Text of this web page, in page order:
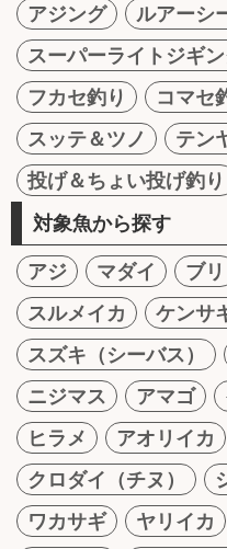
アジング
ルアーシ
スーパーライトジギ
フカセ釣り
コマセ
スッテ＆ツノ
テン
投げ＆ちょい投げ釣り
対象魚から探す
アジ マダイ ブリ
スルメイカ
ケンサ
スズキ（シーバス）
ニジマス
アマゴ
ヒラメ
アオリイカ
クロダイ（チヌ）
ワカサギ
ヤリイカ